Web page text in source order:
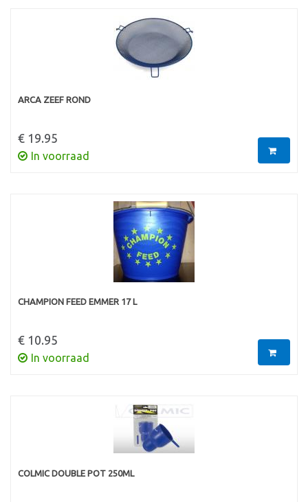
ARCA ZEEF ROND
€ 19.95
In voorraad
CHAMPION FEED EMMER 17 L
€ 10.95
In voorraad
COLMIC DOUBLE POT 250ML